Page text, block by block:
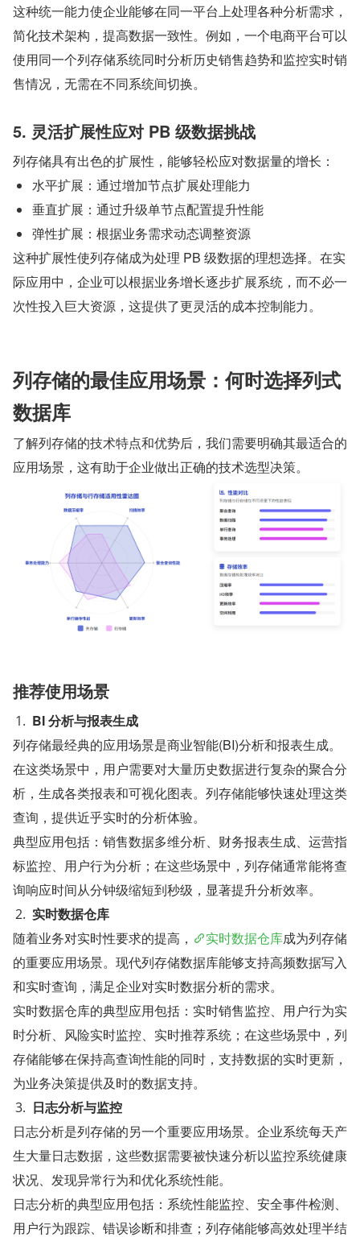
这种统一能力使企业能够在同一平台上处理各种分析需求，
简化技术架构，提高数据一致性。例如，一个电商平台可以
使用同一个列存储系统同时分析历史销售趋势和监控实时销
售情况，无需在不同系统间切换。
5. 灵活扩展性应对 PB 级数据挑战
列存储具有出色的扩展性，能够轻松应对数据量的增长：
水平扩展：通过增加节点扩展处理能力
垂直扩展：通过升级单节点配置提升性能
弹性扩展：根据业务需求动态调整资源
这种扩展性使列存储成为处理 PB 级数据的理想选择。在实
际应用中，企业可以根据业务增长逐步扩展系统，而不必一
次性投入巨大资源，这提供了更灵活的成本控制能力。
列存储的最佳应用场景：何时选择列式
数据库
了解列存储的技术特点和优势后，我们需要明确其最适合的
应用场景，这有助于企业做出正确的技术选型决策。
推荐使用场景
BI 分析与报表生成
列存储最经典的应用场景是商业智能(BI)分析和报表生成。
在这类场景中，用户需要对大量历史数据进行复杂的聚合分
析，生成各类报表和可视化图表。列存储能够快速处理这类
查询，提供近乎实时的分析体验。
典型应用包括：销售数据多维分析、财务报表生成、运营指
标监控、用户行为分析；在这些场景中，列存储通常能将查
询响应时间从分钟级缩短到秒级，显著提升分析效率。
实时数据仓库
随着业务对实时性要求的提高，
实时数据仓库成为列存储
的重要应用场景。现代列存储数据库能够支持高频数据写入
和实时查询，满足企业对实时数据分析的需求。
实时数据仓库的典型应用包括：实时销售监控、用户行为实
时分析、风险实时监控、实时推荐系统；在这些场景中，列
存储能够在保持高查询性能的同时，支持数据的实时更新，
为业务决策提供及时的数据支持。
日志分析与监控
日志分析是列存储的另一个重要应用场景。企业系统每天产
生大量日志数据，这些数据需要被快速分析以监控系统健康
状况、发现异常行为和优化系统性能。
日志分析的典型应用包括：系统性能监控、安全事件检测、
用户行为跟踪、错误诊断和排查；列存储能够高效处理半结